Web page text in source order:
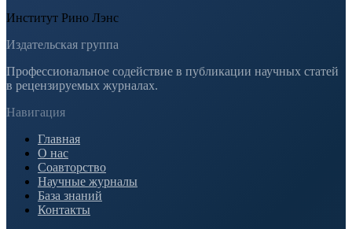
Институт Рино Лэнс
Издательская группа
Профессиональное содействие в публикации научных статей
в рецензируемых журналах.
Навигация
Главная
О нас
Соавторство
Научные журналы
База знаний
Контакты